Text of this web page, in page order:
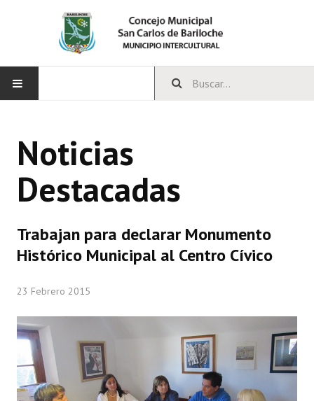
CONCEJO
Bloques Políticos
Comisiones Permanentes
Programas
LEGISLACIÓN
Constitución Nacional
Noticias
Destacadas
Trabajan para declarar Monumento
Histórico Municipal al Centro Cívico
23 Febrero 2015